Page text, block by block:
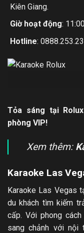
Kiên Giang.
Giờ hoạt động:
Hotline:
Tỏa sáng tại
phòng VIP!
Xem thêm:
Karaoke Las
Karaoke Las Vegas
du khách tìm kiếm
cấp. Với phong
sang chảnh với nội